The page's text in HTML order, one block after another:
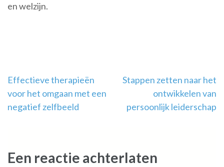
en welzijn.
Berichtnavigatie
Effectieve therapieën
voor het omgaan met een
negatief zelfbeeld
Stappen zetten naar het
ontwikkelen van
persoonlijk leiderschap
Een reactie achterlaten